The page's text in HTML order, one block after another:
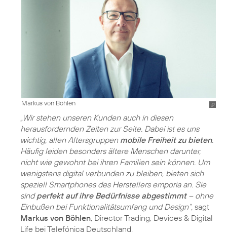
Markus von Böhlen
„Wir stehen unseren Kunden auch in diesen
herausfordernden Zeiten zur Seite. Dabei ist es uns
wichtig, allen Altersgruppen mobile Freiheit zu bieten.
Häufig leiden besonders ältere Menschen darunter,
nicht wie gewohnt bei ihren Familien sein können. Um
wenigstens digital verbunden zu bleiben, bieten sich
speziell Smartphones des Herstellers emporia an. Sie
sindperfekt auf ihre Bedürfnisse abgestimmt– ohne
Einbußen bei Funktionalitätsumfang und Design“, sagt
Markus von Böhlen, Director Trading, Devices & Digital
Life bei Telefónica Deutschland.